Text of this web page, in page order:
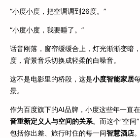
“小度小度，把空调调到26度。”
“小度小度，我要睡了。”
话音刚落，窗帘缓缓合上，灯光渐渐变暗
度，背景音乐切换成轻柔的白噪音。
这不是电影里的桥段，这是小度智能家居
景。
作为百度旗下的AI品牌，小度这些年一
音重新定义人与空间的关系。而这个”空间
包括你出差、旅行时住的每一间智慧酒店。